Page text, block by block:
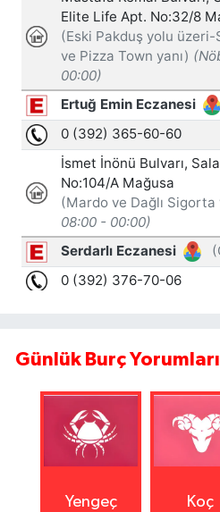
Günlük Burç Yorumları
Yengeç Koç